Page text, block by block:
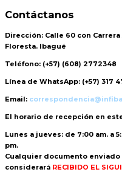
Contáctanos
Dirección: Calle 60 con
Floresta. Ibagué
Teléfono: (+57) (608) 2772348
Línea de WhatsApp: (+57) 317
Email:
El horario de recepción en
Lunes a jueves: de 7:00 am. a
pm.
Cualquier documento enviado
considerará RECIBIDO EL